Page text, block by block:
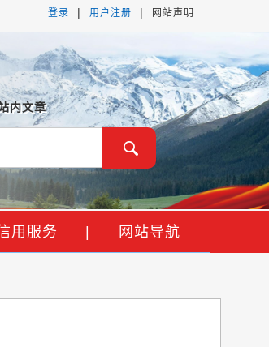
登录 | 用户注册 | 网站声明
内文章
用服务 网站导航